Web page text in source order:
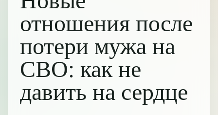
отношения после
потери мужа на
СВО: как не
давить на сердце